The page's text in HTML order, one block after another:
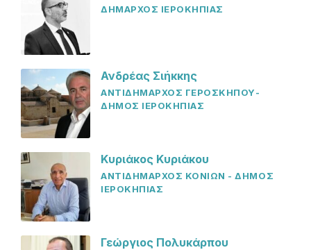
ΔΗΜΑΡΧΟΣ ΙΕΡΟΚΗΠΙΑΣ
Ανδρέας Σιήκκης
ΑΝΤΙΔΗΜΑΡΧΟΣ ΓΕΡΟΣΚΗΠΟΥ-
ΔΗΜΟΣ ΙΕΡΟΚΗΠΙΑΣ
Κυριάκος Κυριάκου
ΑΝΤΙΔΗΜΑΡΧΟΣ ΚΟΝΙΩΝ - ΔΗΜΟΣ
ΙΕΡΟΚΗΠΙΑΣ
Γεώργιος Πολυκάρπου